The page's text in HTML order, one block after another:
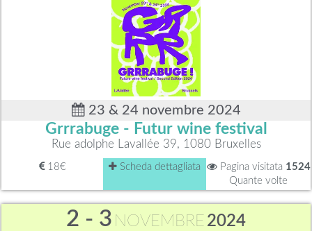
23 & 24 novembre 2024
Grrrabuge - Futur wine festival
Rue adolphe Lavallée 39, 1080 Bruxelles
18€ Scheda dettagliata Pagina visitata 1524
Quante volte
2 - 3 NOVEMBRE 2024